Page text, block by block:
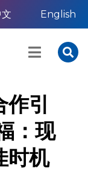
English
引
：现
时机